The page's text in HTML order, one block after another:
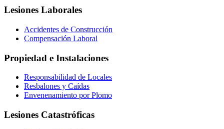
Lesiones Laborales
Accidentes de Construcción
Compensación Laboral
Propiedad e Instalaciones
Responsabilidad de Locales
Resbalones y Caídas
Envenenamiento por Plomo
Lesiones Catastróficas